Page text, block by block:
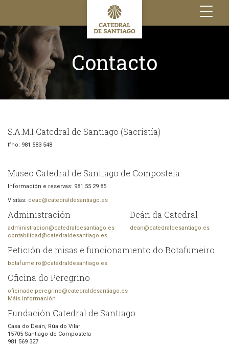
Toggle
navigation
Contacto
S.A.M.I Catedral de Santiago (Sacristía)
tfno: 981 583 548
Museo Catedral de Santiago de Compostela
Información e reservas: 981 55 29 85
Visitas: deac@catedraldesantiago.es
Administración
administracion@catedraldesantiago.es
contabilidad@catedraldesantiago.es
Deán da Catedral
dean@catedraldesantiago.es
Petición de misas e funcionamiento do Botafumeiro
botafumeiro@catedraldesantiago.es
Oficina do Peregrino
oficinadelperegrino@catedraldesantiago.es
Máis información
Fundación Catedral de Santiago
Casa do Deán, Rúa do Vilar
15705 Santiago de Compostela
981 569 327